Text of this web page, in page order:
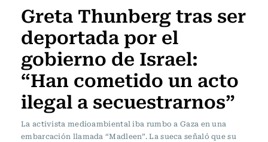
Greta Thunberg tras ser
deportada por el
gobierno de Israel:
“Han cometido un acto
ilegal a secuestrarnos”
La activista medioambiental iba rumbo a Gaza en una
embarcación llamada “Madleen”. La sueca señaló que su